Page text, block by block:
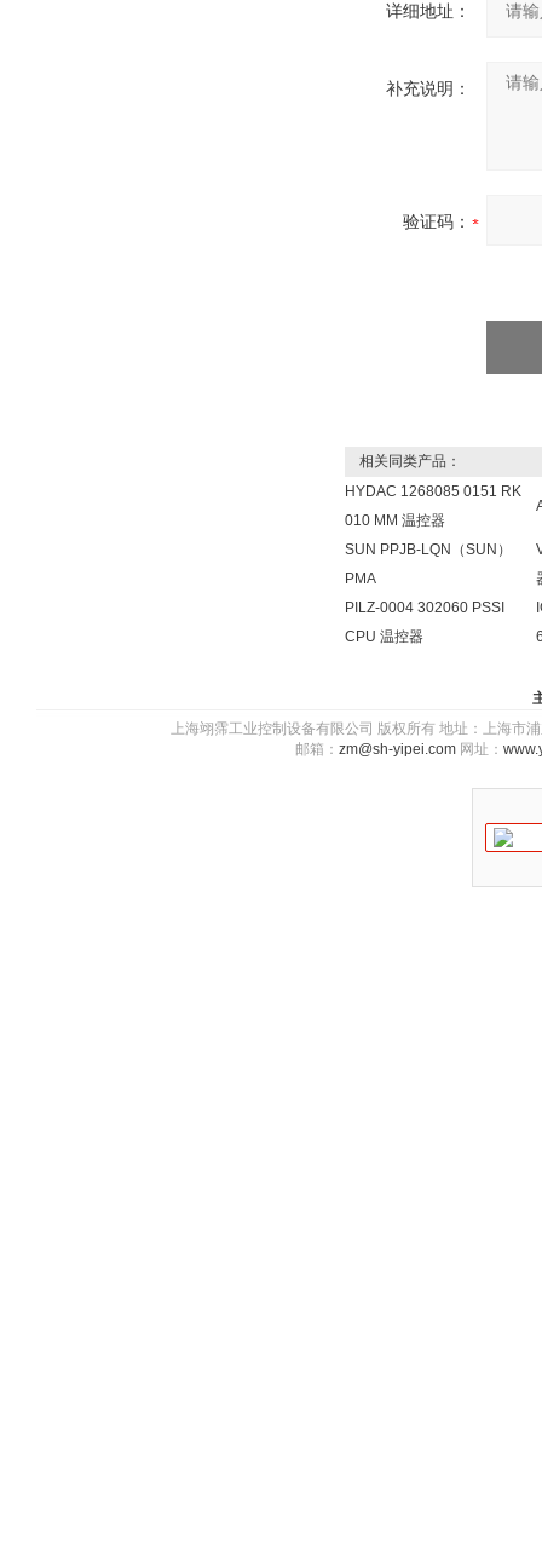
详细地址：
补充说明：
验证码：
相关同类产品：
HYDAC 1268085 0151 RK
010 MM 温控器
SUN PPJB-LQN（SUN）
PMA
PILZ-0004 302060 PSSI
CPU 温控器
上海翊霈工业控制设备有限公司 版权所有 地址：上海
邮箱： zm@sh-yipei.com 网址：